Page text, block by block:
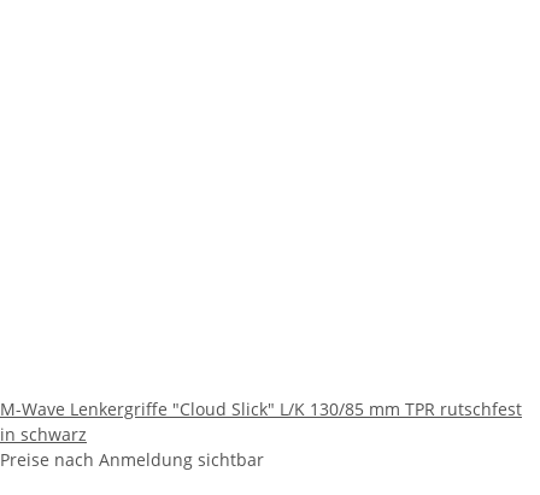
M-Wave Lenkergriffe "Cloud Slick" L/K 130/85 mm TPR rutschfest
in schwarz
Preise nach Anmeldung sichtbar